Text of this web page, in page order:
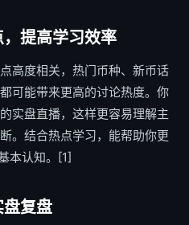
提高学习效率
高度相关，热门币种、新币话
可能带来更高的讨论热度。你
实盘直播，这样更容易理解主
。结合热点学习，能帮助你更
本认知。[1]
复盘